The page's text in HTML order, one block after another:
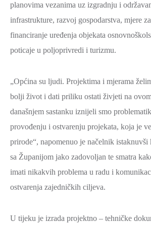
planovima vezanima uz izgradnju i
infrastrukture, razvoj gospodarstva, mjere
financiranje uređenja objekata
poticaje u poljoprivredi i turizmu.
„Općina su ljudi. Projektima i mjerama
bolji život i dati priliku ostati živjeti na
današnjem sastanku iznijeli smo
provođenju i ostvarenju projekata, koja je
prirode“, napomenuo je načelnik istaknuvši
sa Županijom jako zadovoljan te smatra
imati nikakvih problema u radu i
ostvarenja zajedničkih ciljeva.
U tijeku je izrada projektno – tehničke